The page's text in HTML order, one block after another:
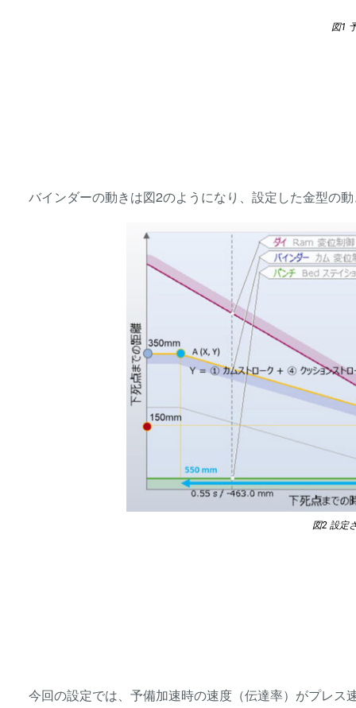
図1
バインダーの動きは図2のようになり、設定した金型の
図2 設定
今回の設定では、予備加速時の速度（伝達率）がプレス